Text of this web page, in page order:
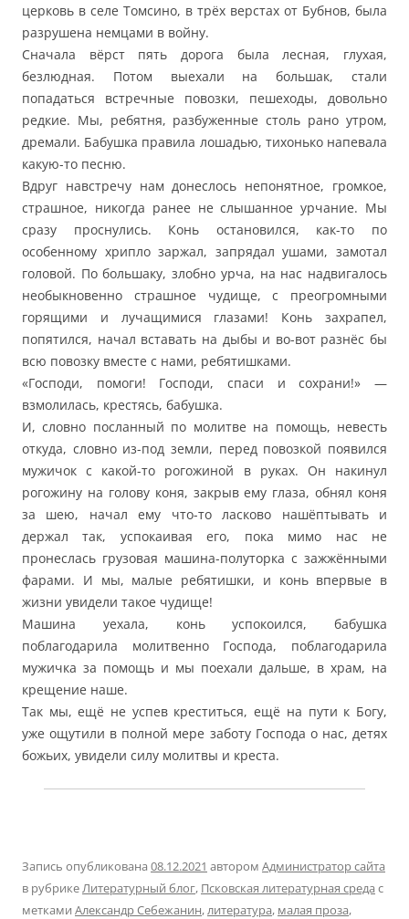
церковь в селе Томсино, в трёх верстах от Бубнов, была
разрушена немцами в войну.
Сначала вёрст пять дорога была лесная, глухая,
безлюдная. Потом выехали на большак, стали
попадаться встречные повозки, пешеходы, довольно
редкие. Мы, ребятня, разбуженные столь рано утром,
дремали. Бабушка правила лошадью, тихонько напевала
какую-то песню.
Вдруг навстречу нам донеслось непонятное, громкое,
страшное, никогда ранее не слышанное урчание. Мы
сразу проснулись. Конь остановился, как-то по
особенному хрипло заржал, запрядал ушами, замотал
головой. По большаку, злобно урча, на нас надвигалось
необыкновенно страшное чудище, с преогромными
горящими и лучащимися глазами! Конь захрапел,
попятился, начал вставать на дыбы и во-вот разнёс бы
всю повозку вместе с нами, ребятишками.
«Господи, помоги! Господи, спаси и сохрани!» —
взмолилась, крестясь, бабушка.
И, словно посланный по молитве на помощь, невесть
откуда, словно из-под земли, перед повозкой появился
мужичок с какой-то рогожиной в руках. Он накинул
рогожину на голову коня, закрыв ему глаза, обнял коня
за шею, начал ему что-то ласково нашёптывать и
держал так, успокаивая его, пока мимо нас не
пронеслась грузовая машина-полуторка с зажжёнными
фарами. И мы, малые ребятишки, и конь впервые в
жизни увидели такое чудище!
Машина уехала, конь успокоился, бабушка
поблагодарила молитвенно Господа, поблагодарила
мужичка за помощь и мы поехали дальше, в храм, на
крещение наше.
Так мы, ещё не успев креститься, ещё на пути к Богу,
уже ощутили в полной мере заботу Господа о нас, детях
божьих, увидели силу молитвы и креста.
Запись опубликована 08.12.2021 автором Администратор сайта
в рубрикеЛитературный блог, Псковская литературная среда с
метками Александр Себежанин,литература, малая проза,